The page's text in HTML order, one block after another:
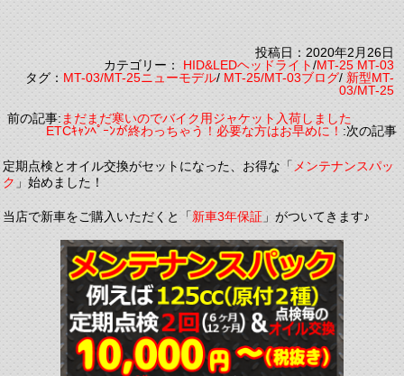
投稿日：2020年2月26日
カテゴリー：HID&LEDヘッドライト/MT-25 MT-03
タグ：MT-03/MT-25ニューモデル/MT-25/MT-03ブログ/新型MT-
03/MT-25
前の記事:まだまだ寒いのでバイク用ジャケット入荷しました
ETCｷｬﾝﾍﾟｰﾝが終わっちゃう！必要な方はお早めに！:次の記事
定期点検とオイル交換がセットになった、お得な「メンテナンスパッ
ク」始めました！
当店で新車をご購入いただくと「新車3年保証」がついてきます♪